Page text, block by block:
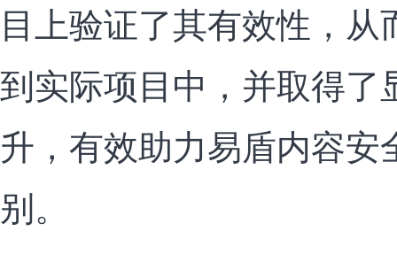
目上验证了其有效性，
到实际项目中，并取得了
升，有效助力易盾内容安
别。